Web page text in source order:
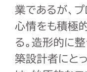
業であるが、
心情をも積極
る。造形的に
築設計者にと